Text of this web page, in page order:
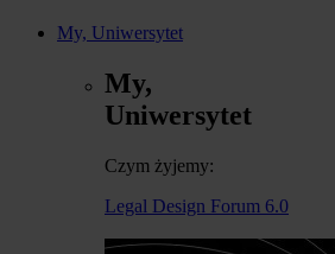
My, Uniwersytet
My,
Uniwersytet
Czym żyjemy:
Legal Design Forum 6.0